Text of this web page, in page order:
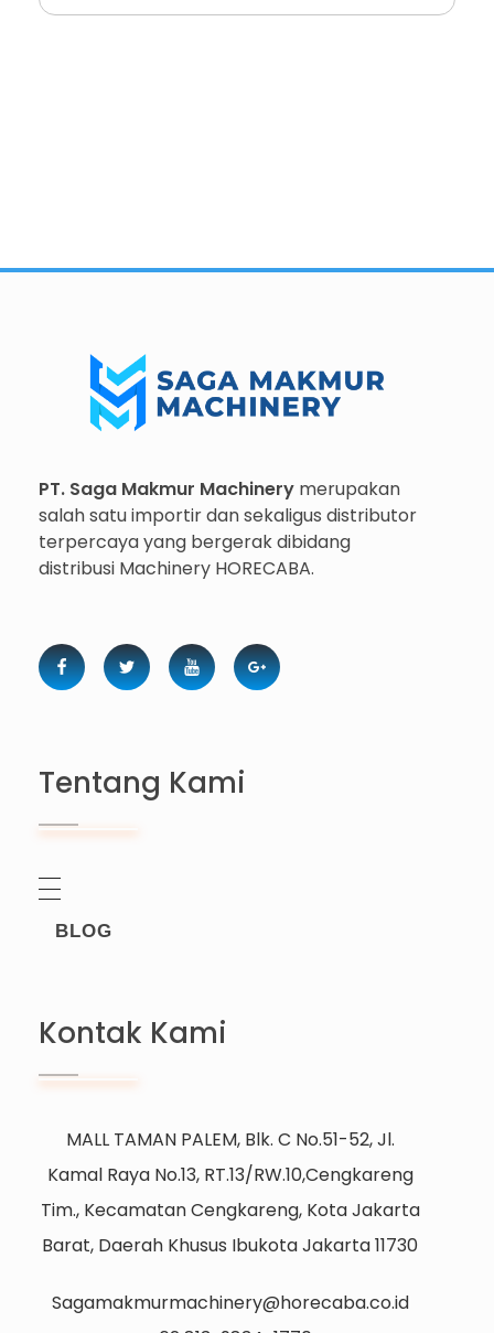
PT. Saga Makmur Machinery merupakan
salah satu importir dan sekaligus distributor
terpercaya yang bergerak dibidang
distribusi Machinery HORECABA.
Tentang Kami
BLOG
Kontak Kami
MALL TAMAN PALEM, Blk. C No.51-52, Jl.
Kamal Raya No.13, RT.13/RW.10,Cengkareng
Tim., Kecamatan Cengkareng, Kota Jakarta
Barat, Daerah Khusus Ibukota Jakarta 11730
Sagamakmurmachinery@horecaba.co.id